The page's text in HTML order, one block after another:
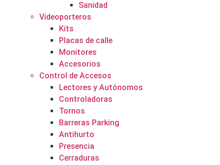
Sanidad
Videoporteros
Kits
Placas de calle
Monitores
Accesorios
Control de Accesos
Lectores y Autónomos
Controladoras
Tornos
Barreras Parking
Antihurto
Presencia
Cerraduras